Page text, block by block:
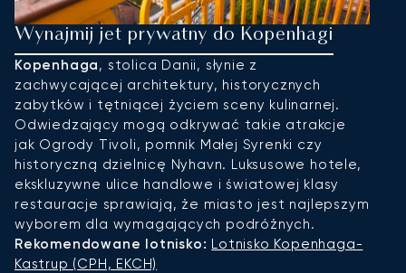
Wynajmij jet prywatny do Kopenhagi
Kopenhaga, stolica Danii, słynie z
zachwycającej architektury, historycznych
zabytków i tętniącej życiem sceny kulinarnej.
Odwiedzający mogą odkrywać takie atrakcje
jak Ogrody Tivoli, pomnik Małej Syrenki czy
historyczną dzielnicę Nyhavn. Luksusowe hotele,
ekskluzywne ulice handlowe i światowej klasy
restauracje sprawiają, że miasto jest najlepszym
wyborem dla wymagających podróżnych.
Rekomendowane lotnisko: Lotnisko Kopenhaga-
Kastrup (CPH, EKCH)